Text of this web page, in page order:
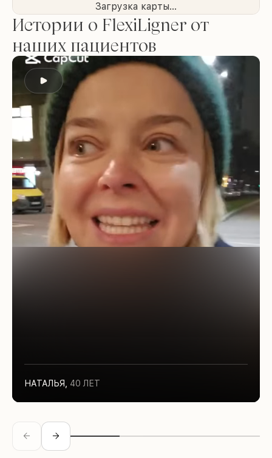
Загрузка карты...
Истории о FlexiLigner от
наших пациентов
НАТАЛЬЯ, 40 ЛЕТ